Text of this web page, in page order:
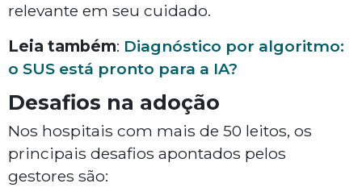
relevante em seu cuidado.
Leia também: Diagnóstico por algoritmo:
o SUS está pronto para a IA?
Desafios na adoção
Nos hospitais com mais de 50 leitos, os
principais desafios apontados pelos
gestores são: